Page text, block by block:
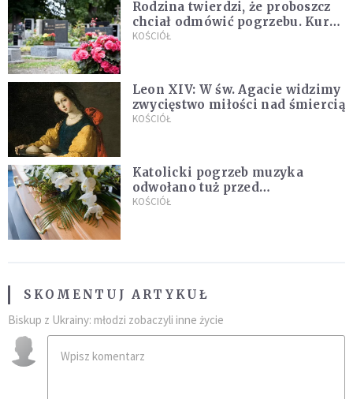
Rodzina twierdzi, że proboszcz
chciał odmówić pogrzebu. Kuria
zapowiada wyjaśnienia
KOŚCIÓŁ
Leon XIV: W św. Agacie widzimy
zwycięstwo miłości nad śmiercią
KOŚCIÓŁ
Katolicki pogrzeb muzyka
odwołano tuż przed
uroczystością. Powodem była
KOŚCIÓŁ
SKOMENTUJ ARTYKUŁ
Biskup z Ukrainy: młodzi zobaczyli inne życie